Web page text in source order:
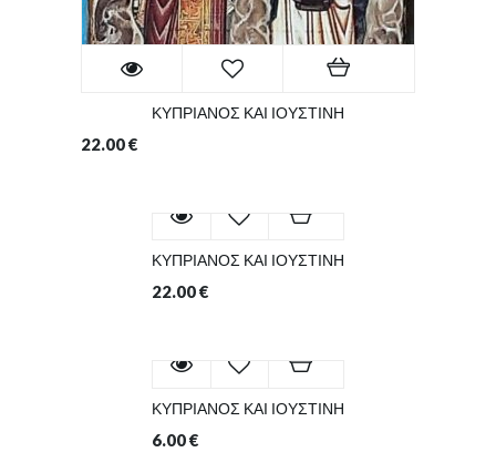
ΚΥΠΡΙΑΝΟΣ ΚΑΙ ΙΟΥΣΤΙΝΗ
22.00€
ΚΥΠΡΙΑΝΟΣ ΚΑΙ ΙΟΥΣΤΙΝΗ
22.00€
ΚΥΠΡΙΑΝΟΣ ΚΑΙ ΙΟΥΣΤΙΝΗ
6.00€